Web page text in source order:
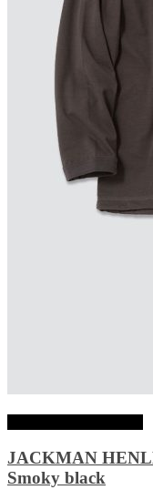
JACKMAN
Smoky black